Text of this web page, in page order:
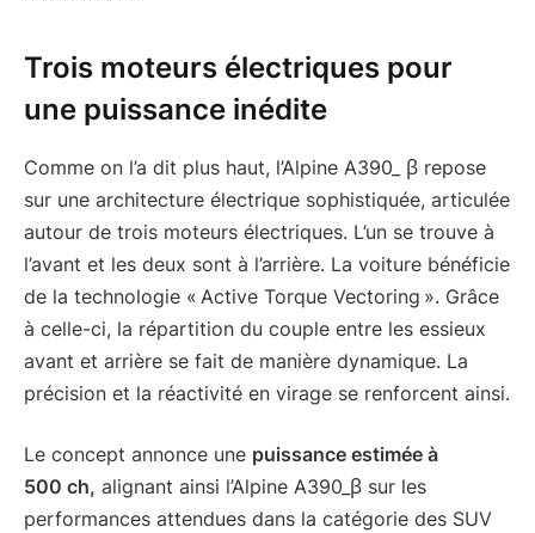
Trois moteurs électriques pour
une puissance inédite
Comme on l’a dit plus haut, l’Alpine A390_ β repose
sur une architecture électrique sophistiquée, articulée
autour de trois moteurs électriques. L’un se trouve à
l’avant et les deux sont à l’arrière. La voiture bénéficie
de la technologie « Active Torque Vectoring ». Grâce
à celle-ci, la répartition du couple entre les essieux
avant et arrière se fait de manière dynamique. La
précision et la réactivité en virage se renforcent ainsi.
Le concept annonce une puissance estimée à
500 ch, alignant ainsi l’Alpine A390_β sur les
performances attendues dans la catégorie des SUV